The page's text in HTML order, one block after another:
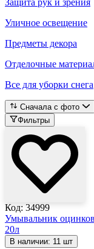
Уличное освещение
Предметы декора
Отделочные
Все для уборки снега
Сначала с фото
Фильтры
Код: 34999
Умывальник
20л
В наличии: 11 шт